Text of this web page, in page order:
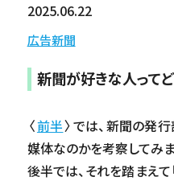
2025.06.22
広告新聞
新聞が好きな人って
〈前半〉では、新聞の発
媒体なのかを考察してみま
後半では、それを踏まえ